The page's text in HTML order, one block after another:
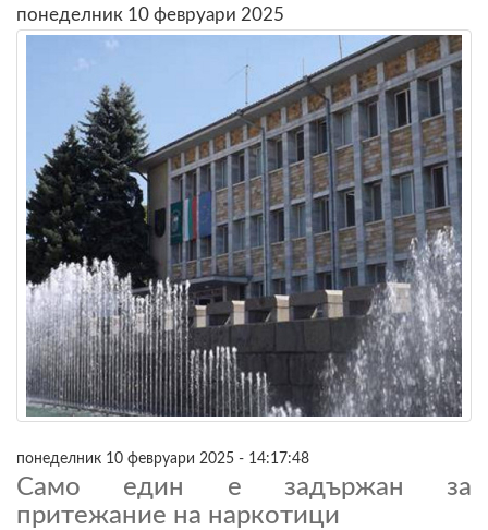
понеделник 10 февруари 2025
понеделник 10 февруари 2025 - 14:17:48
Само един е задържан за
притежание на наркотици